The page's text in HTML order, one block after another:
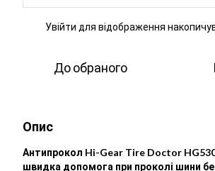
Увійти для відображення
До обраного
Опис
Антипрокол Hi-Gear Tire Doctor
швидка допомога при проколі шини